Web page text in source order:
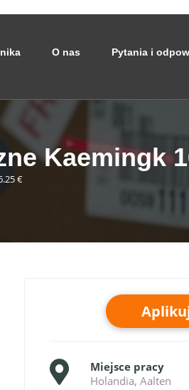
O nas Pytania i
Kaemingk
€
Miejsce pracy
Holandia, Aalten